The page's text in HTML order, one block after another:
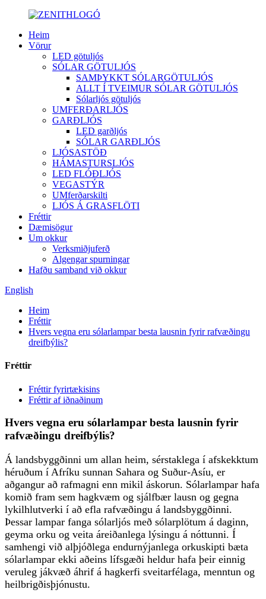
Heim
Vörur
LED götuljós
SÓLAR GÖTULJÓS
SAMÞYKKT SÓLARGÖTULJÓS
ALLT Í TVEIMUR SÓLAR GÖTULJÓS
Sólarljós götuljós
UMFERÐARLJÓS
GARÐLJÓS
LED garðljós
SÓLAR GARÐLJÓS
LJÓSASTÖÐ
HÁMASTURSLJÓS
LED FLÓÐLJÓS
VEGASTÝR
UMferðarskilti
LJÓS Á GRASFLÖTI
Fréttir
Dæmisögur
Um okkur
Verksmiðjuferð
Algengar spurningar
Hafðu samband við okkur
English
Heim
Fréttir
Hvers vegna eru sólarlampar besta lausnin fyrir rafvæðingu
dreifbýlis?
Fréttir
Fréttir fyrirtækisins
Fréttir af iðnaðinum
Hvers vegna eru sólarlampar besta lausnin fyrir
rafvæðingu dreifbýlis?
Á landsbyggðinni um allan heim, sérstaklega í afskekktum
héruðum í Afríku sunnan Sahara og Suður-Asíu, er
aðgangur að rafmagni enn mikil áskorun. Sólarlampar hafa
komið fram sem hagkvæm og sjálfbær lausn og gegna
lykilhlutverki í að efla rafvæðingu á landsbyggðinni.
Þessar lampar fanga sólarljós með sólarplötum á daginn,
geyma orku og veita áreiðanlega lýsingu á nóttunni. Í
samhengi við alþjóðlega endurnýjanlega orkuskipti bæta
sólarlampar ekki aðeins lífsgæði heldur hafa þeir einnig
veruleg jákvæð áhrif á hagkerfi sveitarfélaga, menntun og
heilbrigðisþjónustu.